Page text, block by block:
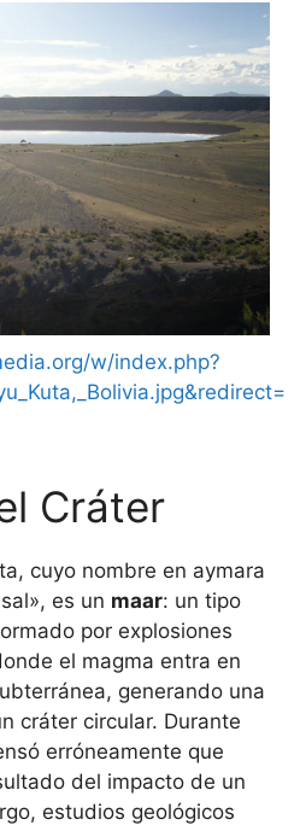
w/index.php?
Cráter
cuyo nombre en aymara
es un maar: un tipo
por explosiones
el magma entra en
generando una
cráter circular. Durante
erróneamente que
del impacto de un
estudios geológicos